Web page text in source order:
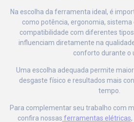
Na escolha da ferramenta ideal, é
como potência, ergonomia, sistema
compatibilidade com diferentes
influenciam diretamente na
conforto durante o
Uma escolha adequada permite
desgaste físico e resultados mais
tempo.
Para complementar seu trabalho com
confira nossas ferramentas elétricas